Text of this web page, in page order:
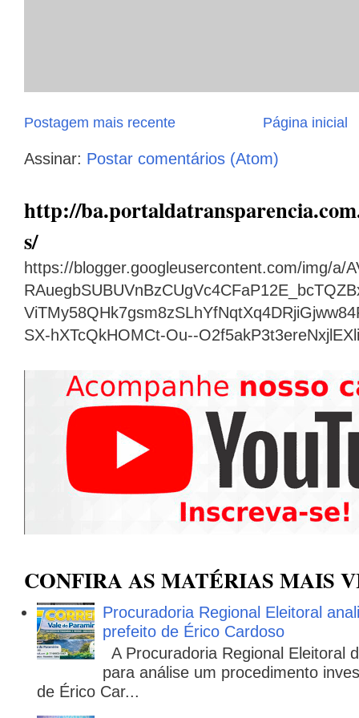
Postagem mais recente Página inicial
Assinar: Postar comentários (Atom)
http://
s/
https://blogger.googleusercontent.com/img/a/
SX-hXTcQkHOMCt-Ou--
CONFIRA AS MATÉRIAS MAIS
Procuradoria Regional Eleitoral
prefeito de Érico Cardoso
A Procuradoria Regional Eleitoral
para análise um procedimento
de Érico Car...